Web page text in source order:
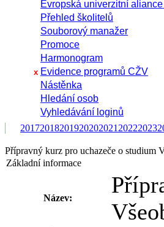
Evropská univerzitní
Přehled školitelů
Souborový manažer
Promoce
Harmonogram
x Evidence programů CŽV
Nástěnka
Hledání osob
Vyhledávání loginů
20172018201920202021 20222023
Přípravný kurz pro uchazeče o studium
Základní informace
Název: